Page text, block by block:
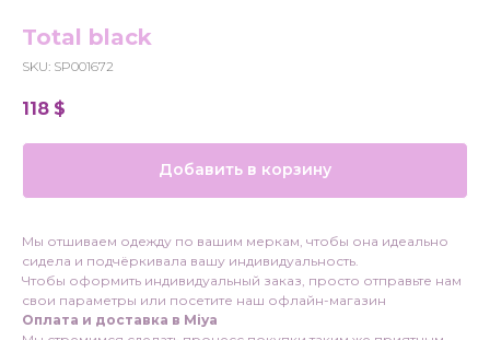
Total black
SKU: SP001672
118 $
Добавить в корзину
Мы отшиваем одежду по вашим меркам, чтобы она идеально
сидела и подчёркивала вашу индивидуальность.
Чтобы оформить индивидуальный заказ, просто отправьте нам
свои параметры или посетите наш офлайн-магазин
Оплата и доставка в Міуа